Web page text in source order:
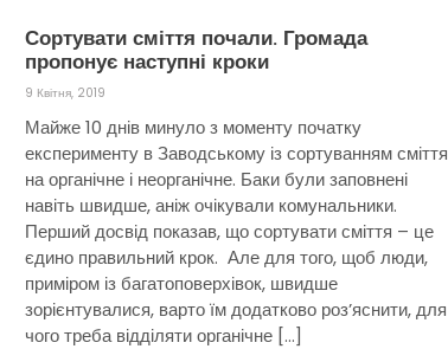
Сортувати сміття почали. Громада
пропонує наступні кроки
9 Квітня, 2019
Майже 10 днів минуло з моменту початку
експерименту в Заводському із сортуванням сміття
на органічне і неорганічне. Баки були заповнені
навіть швидше, аніж очікували комунальники.
Перший досвід показав, що сортувати сміття – це
єдино правильний крок. Але для того, щоб люди,
приміром із багатоповерхівок, швидше
зорієнтувалися, варто їм додатково роз’яснити, для
чого треба відділяти органічне […]